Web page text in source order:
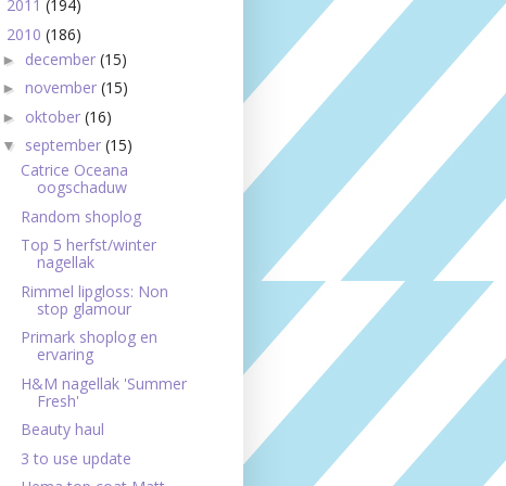
2011 (194)
2010 (186)
► december (15)
► november (15)
► oktober (16)
▼ september (15)
Catrice Oceana
oogschaduw
Random shoplog
Top 5 herfst/winter
nagellak
Rimmel lipgloss: Non
stop glamour
Primark shoplog en
ervaring
H&M nagellak 'Summer
Fresh'
Beauty haul
3 to use update